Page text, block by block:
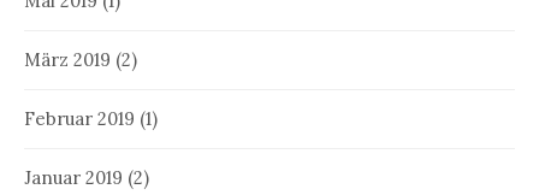
März 2019 (2)
Februar 2019 (1)
Januar 2019 (2)